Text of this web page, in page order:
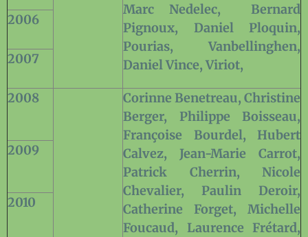
Marc Nedelec,
Bernard
Pignoux, Daniel Ploquin,
Pourias, Vanbellinghen,
Daniel Vince, Viriot,
2006
2007
2008
Corinne Benetreau, Christine
Berger, Philippe Boisseau,
Françoise Bourdel, Hubert
Calvez, Jean-Marie Carrot,
Patrick Cherrin, Nicole
Chevalier, Paulin Deroir,
Catherine Forget, Michelle
Foucaud, Laurence Frétard,
2009
2010